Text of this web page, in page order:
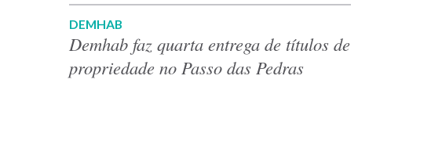
DEMHAB
Demhab faz quarta entrega de títulos de
propriedade no Passo das Pedras